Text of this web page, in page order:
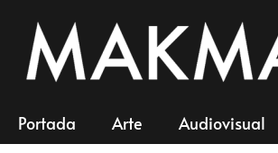
Portada Arte Audiovisual